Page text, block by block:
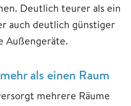
Deutlich teurer als ein
auch deutlich günstiger
Außengeräte.
als einen Raum
mehrere Räume